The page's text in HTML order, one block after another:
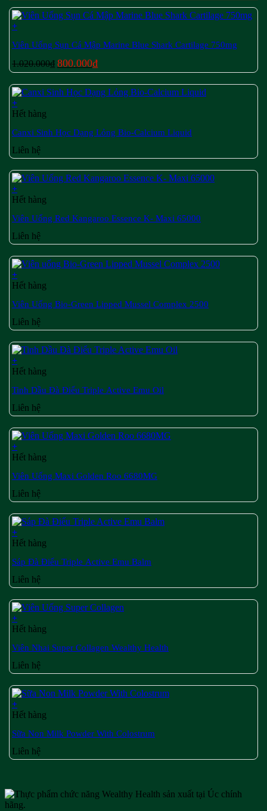
+
Viên Uống Sụn Cá Mập Marine Blue Shark Cartilage 750mg
1.020.000₫ Giá
gốc
là:
1.020.000₫.
800.000₫Giá
hiện
tại
là:
+
Hết hàng
Canxi Sinh Học Dạng Lỏng Bio-Calcium Liquid
Liên hệ
+
Hết hàng
Viên Uống Red Kangaroo Essence K- Maxi 65000
Liên hệ
+
Hết hàng
Viên Uống Bio-Green Lipped Mussel Complex 2500
Liên hệ
+
Hết hàng
Tinh Dầu Đà Điểu Triple Active Emu Oil
Liên hệ
+
Hết hàng
Viên Uống Maxi Golden Roo 6680MG
Liên hệ
+
Hết hàng
Sáp Đà Điểu Triple Active Emu Balm
Liên hệ
+
Hết hàng
Viên Nhai Super Collagen Wealthy Health
Liên hệ
+
Hết hàng
Sữa Non Milk Powder With Colostrum
Liên hệ